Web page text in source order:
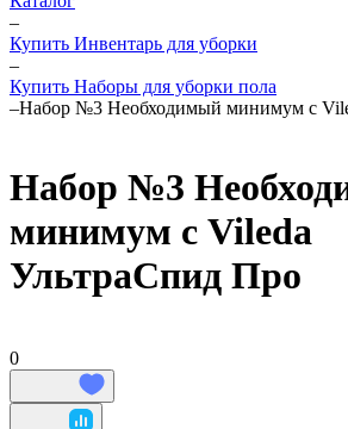
–
Купить Инвентарь для уборки
–
Купить Наборы для уборки пола
–Набор №3 Необходимый минимум с
Набор №3
минимум с Vileda
УльтраСпид Про
0